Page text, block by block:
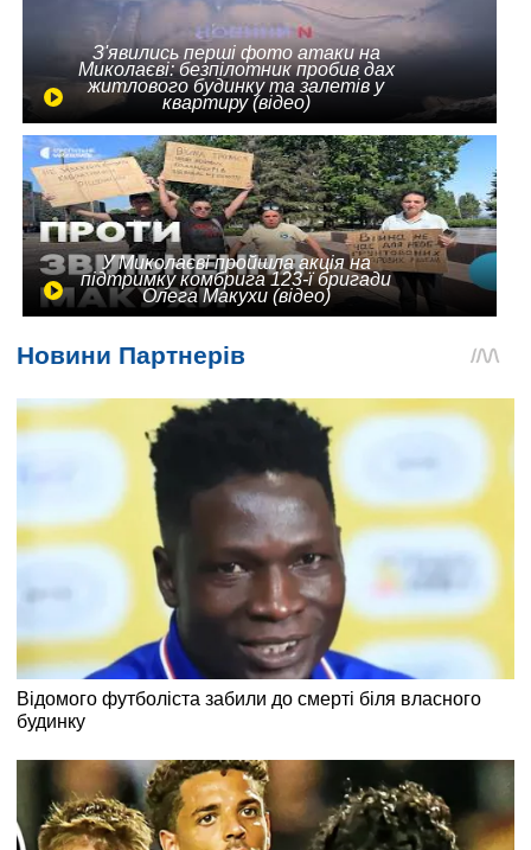
З'явились перші фото атаки на
Миколаєві: безпілотник пробив дах
житлового будинку та залетів у
квартиру (відео)
У Миколаєві пройшла акція на
підтримку комбрига 123-ї бригади
Олега Макухи (відео)